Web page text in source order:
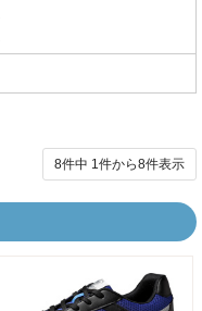
8件中 1 件から8件表示